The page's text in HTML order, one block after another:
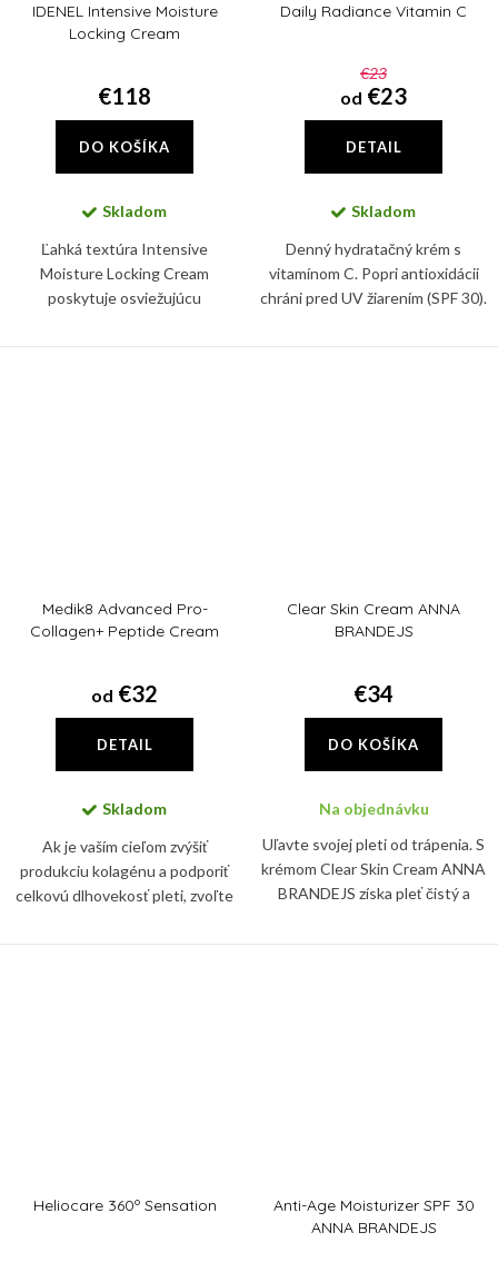
IDENEL Intensive Moisture
Locking Cream
€118
DO KOŠÍKA
Skladom
Ľahká textúra Intensive
Moisture Locking Cream
poskytuje osviežujúcu
Daily Radiance Vitamin C
€23
od €23
DETAIL
Skladom
Denný hydratačný krém s
vitamínom C. Popri antioxidácii
chráni pred UV žiarením (SPF 30).
Medik8 Advanced Pro-
Collagen+ Peptide Cream
od €32
DETAIL
Skladom
Ak je vaším cieľom zvýšiť
produkciu kolagénu a podporiť
celkovú dlhovekosť pleti, zvoľte
Clear Skin Cream ANNA
BRANDEJS
€34
DO KOŠÍKA
Na objednávku
Uľavte svojej pleti od trápenia. S
krémom Clear Skin Cream ANNA
BRANDEJS získa pleť čistý a
Heliocare 360º Sensation
Anti-Age Moisturizer SPF 30
ANNA BRANDEJS